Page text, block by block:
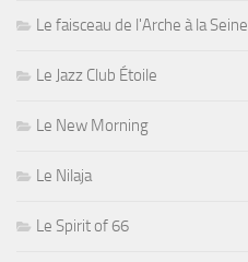
Le faisceau de l'Arche à la Seine
Le Jazz Club Étoile
Le New Morning
Le Nilaja
Le Spirit of 66